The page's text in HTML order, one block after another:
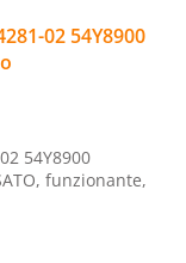
02 54Y8900
54Y8900
funzionante,